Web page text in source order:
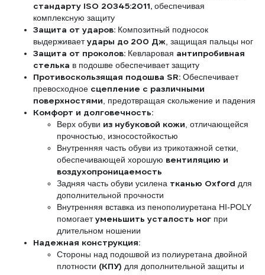
стандарту ISO 20345:2011, обеспечивая
комплексную защиту
Защита от ударов: Композитный подносок
выдерживаетудары до 200 Дж , защищая пальцы ног
Защита от проколов: Кевларовая антипробивная
стелька в подошве обеспечивает защиту
Противоскользящая подошва SR: Обеспечивает
превосходное сцепление с различными
поверхностями , предотвращая скольжение и падения
Комфорт и долговечность:
Верх обуви из нубуковой кожи , отличающейся
прочностью, износостойкостью
Внутренняя часть обуви из трикотажной сетки,
обеспечивающей хорошую вентиляцию и
воздухопроницаемость
Задняя часть обуви усилена тканью Oxford для
дополнительной прочности
Внутренняя вставка из пенополиуретана HI-POLY
помогаетуменьшить усталость ног при
длительном ношении
Надежная конструкция:
Стороны над подошвой из полиуретана двойной
плотности (КПУ) для дополнительной защиты и